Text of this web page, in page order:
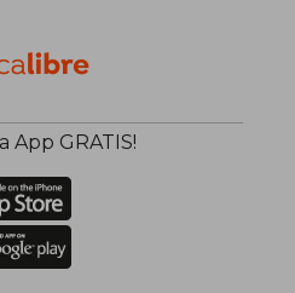
App GRATIS!